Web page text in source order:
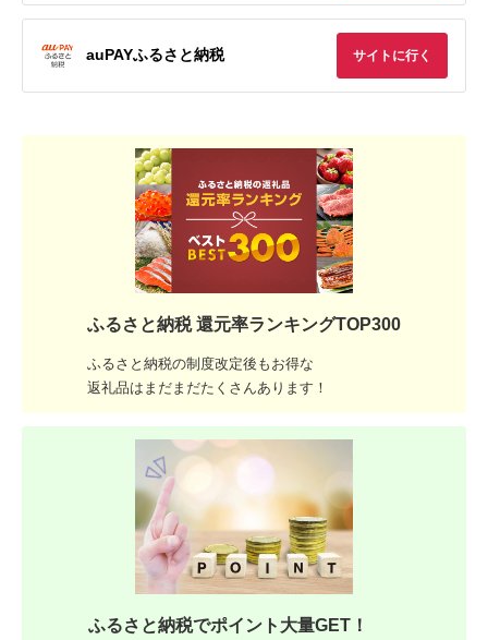
auPAYふるさと納税 サイトに行く
ふるさと納税 還元率ランキングTOP300
ふるさと納税の制度改定後もお得な
返礼品はまだまだたくさんあります！
ふるさと納税でポイント大量GET！